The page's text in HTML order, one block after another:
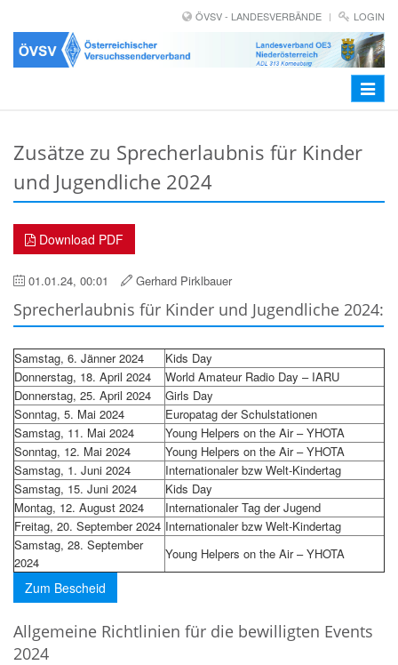
ÖVSV - LANDESVERBÄNDE LOGIN
Toggle
Zusätze zu Sprecherlaubnis für Kinder
und Jugendliche 2024
Download PDF
01.01.24, 00:01 Gerhard Pirklbauer
Sprecherlaubnis für Kinder und Jugendliche 2024:
Samstag, 6. Jänner 2024
Kids Day
Donnerstag, 18. April 2024
World Amateur Radio Day – IARU
Donnerstag, 25. April 2024
Girls Day
Sonntag, 5. Mai 2024
Europatag der Schulstationen
Samstag, 11. Mai 2024
Young Helpers on the Air – YHOTA
Sonntag, 12. Mai 2024
Young Helpers on the Air – YHOTA
Samstag, 1. Juni 2024
Internationaler bzw Welt-Kindertag
Samstag, 15. Juni 2024
Kids Day
Montag, 12. August 2024
Internationaler Tag der Jugend
Freitag, 20. September 2024 Internationaler bzw Welt-Kindertag
Samstag, 28. September
2024
Young Helpers on the Air – YHOTA
Zum Bescheid
Allgemeine Richtlinien für die bewilligten Events
2024